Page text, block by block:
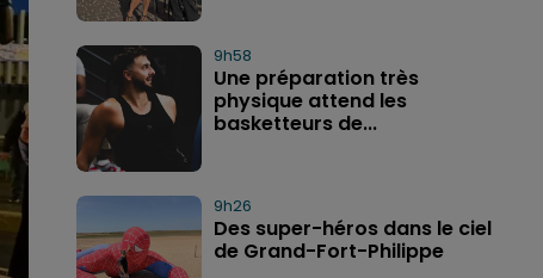
9h58
Une préparation très
physique attend les
basketteurs de...
9h26
Des super-héros dans le ciel
de Grand-Fort-Philippe